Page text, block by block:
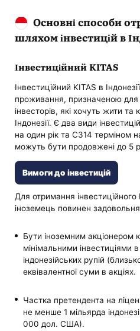
Основні способи
шляхом інвестицій в
Інвестиційний KITAS
Інвестиційний KITAS в
проживання, призначеною для
інвесторів, які хочуть жити та
Індонезії. Є два види
на один рік та C314 терміном
можуть бути продовжені до 5
Вимоги до інвестицій
Для отримання інвестиційного
іноземець повинен
Бути іноземним акціонером
мінімальними інвестиціями в
індонезійських рупій
еквівалентної суми в акціях.
Частка претендента на
не менше 1 мільярда
000 дол. США).